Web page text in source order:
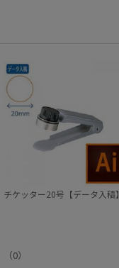
チケッター20号【データ入稿】
（0）